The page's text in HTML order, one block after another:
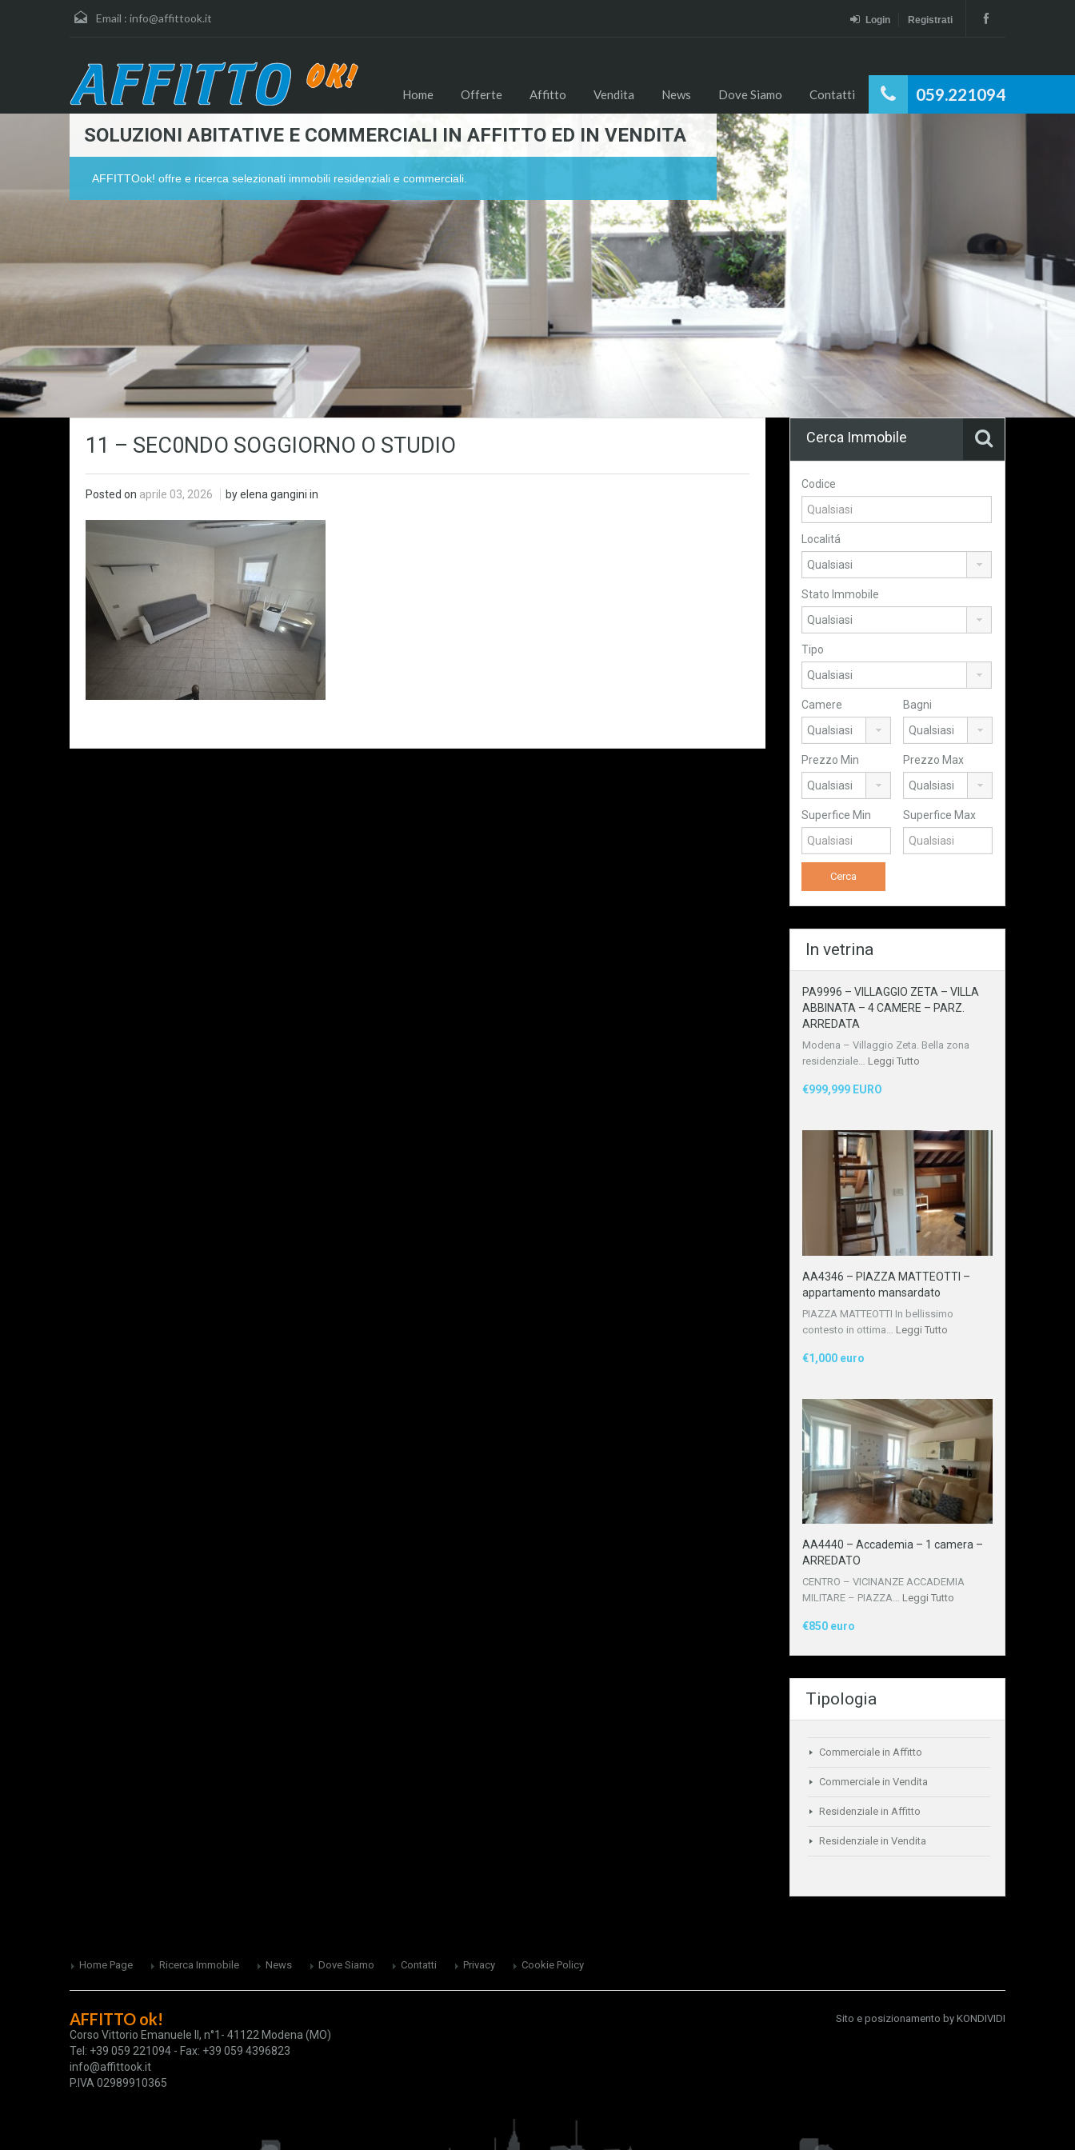
Email : info@affittook.it Login Registrati
059.221094
Home Offerte Affitto Vendita News Dove Siamo Contatti
SOLUZIONI ABITATIVE E COMMERCIALI IN AFFITTO ED IN VENDITA
AFFITTOok! offre e ricerca selezionati immobili residenziali e commerciali.
11 – SEC0NDO SOGGIORNO O STUDIO
Posted on aprile 03, 2026 by elena gangini in
Cerca Immobile
Codice
Localitá
Stato Immobile
Tipo
Camere Bagni
Prezzo Min Prezzo Max
Superfice Min Superfice Max
In vetrina
PA9996 – VILLAGGIO ZETA – VILLA
ABBINATA – 4 CAMERE – PARZ.
ARREDATA
Modena – Villaggio Zeta. Bella zona
residenziale… Leggi Tutto
€999,999 EURO
AA4346 – PIAZZA MATTEOTTI –
appartamento mansardato
PIAZZA MATTEOTTI In bellissimo
contesto in ottima… Leggi Tutto
€1,000 euro
AA4440 – Accademia – 1 camera –
ARREDATO
CENTRO – VICINANZE ACCADEMIA
MILITARE – PIAZZA… Leggi Tutto
€850 euro
Tipologia
Commerciale in Affitto
Commerciale in Vendita
Residenziale in Affitto
Residenziale in Vendita
Home Page Ricerca Immobile News Dove Siamo Contatti Privacy Cookie Policy
AFFITTO ok!
Corso Vittorio Emanuele II, n°1- 41122 Modena (MO)
Tel: +39 059 221094 - Fax: +39 059 4396823
info@affittook.it
P.IVA 02989910365
Sito e posizionamento by KONDIVIDI